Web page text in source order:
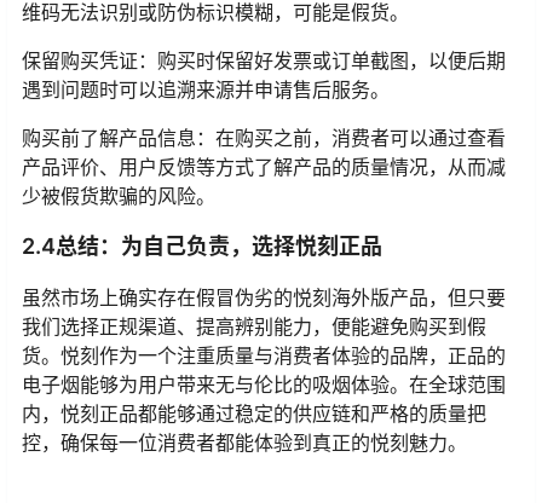
维码无法识别或防伪标识模糊，可能是假货。
保留购买凭证：购买时保留好发票或订单截图，以便后期
遇到问题时可以追溯来源并申请售后服务。
购买前了解产品信息：在购买之前，消费者可以通过查看
产品评价、用户反馈等方式了解产品的质量情况，从而减
少被假货欺骗的风险。
2.4总结：为自己负责，选择悦刻正品
虽然市场上确实存在假冒伪劣的悦刻海外版产品，但只要
我们选择正规渠道、提高辨别能力，便能避免购买到假
货。悦刻作为一个注重质量与消费者体验的品牌，正品的
电子烟能够为用户带来无与伦比的吸烟体验。在全球范围
内，悦刻正品都能够通过稳定的供应链和严格的质量把
控，确保每一位消费者都能体验到真正的悦刻魅力。